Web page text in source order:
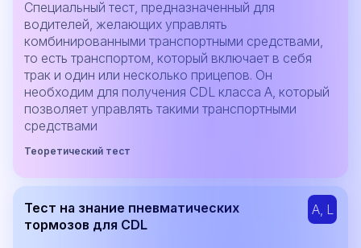
Специальный тест, предназначенный для
водителей, желающих управлять
комбинированными транспортными средствами,
то есть транспортом, который включает в себя
трак и один или несколько прицепов. Он
необходим для получения CDL класса A, который
позволяет управлять такими транспортными
средствами
Теоретический тест
Тест на знание пневматических
тормозов для CDL
A, L